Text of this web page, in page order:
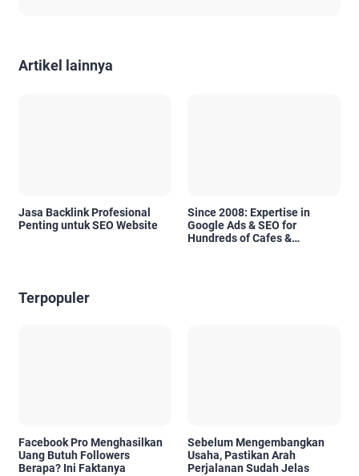
Artikel lainnya
Jasa Backlink Profesional
Penting untuk SEO Website
Since 2008: Expertise in
Google Ads & SEO for
Hundreds of Cafes &
Terpopuler
Facebook Pro Menghasilkan
Uang Butuh Followers
Berapa? Ini Faktanya
Sebelum Mengembangkan
Usaha, Pastikan Arah
Perjalanan Sudah Jelas